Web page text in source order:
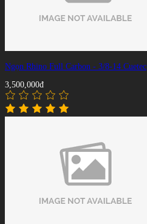
Ngọn Rhino Full Carbon - 3/8-14 Cuetec
3,500,000đ